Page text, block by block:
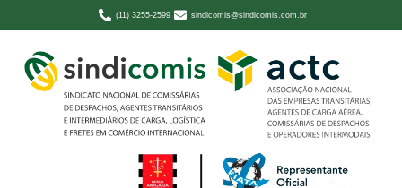
(11) 3255-2599 sindicomis@sindicomis.com.br